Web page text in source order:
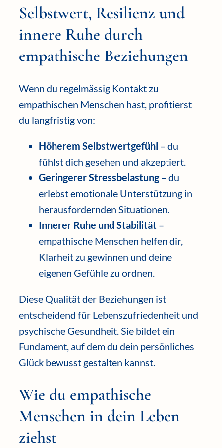
Selbstwert, Resilienz und
innere Ruhe durch
empathische Beziehungen
Wenn du regelmässig Kontakt zu
empathischen Menschen hast, profitierst
du langfristig von:
Höherem Selbstwertgefühl – du
fühlst dich gesehen und akzeptiert.
Geringerer Stressbelastung– du
erlebst emotionale Unterstützung in
herausfordernden Situationen.
Innerer Ruhe und Stabilität –
empathische Menschen helfen dir,
Klarheit zu gewinnen und deine
eigenen Gefühle zu ordnen.
Diese Qualität der Beziehungen ist
entscheidend für Lebenszufriedenheit und
psychische Gesundheit. Sie bildet ein
Fundament, auf dem du dein persönliches
Glück bewusst gestalten kannst.
Wie du empathische
Menschen in dein Leben
ziehst